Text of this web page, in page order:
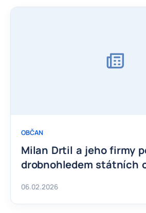
OBČAN
Milan Drtil a jeho firmy
drobnohledem státních
06.02.2026